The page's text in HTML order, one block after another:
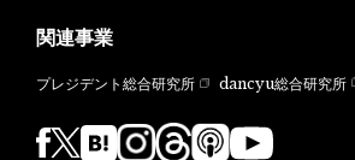
関連事業
プレジデント総合研究所 dancyu総合研究所